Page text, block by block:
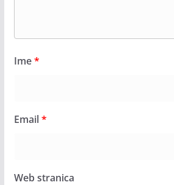
Ime*
Email*
Web stranica